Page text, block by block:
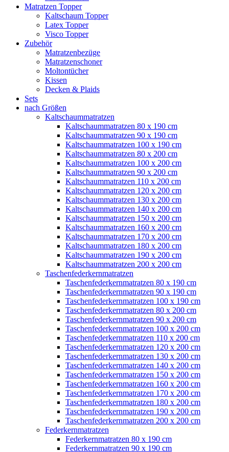
Matratzen Topper
Kaltschaum Topper
Latex Topper
Visco Topper
Zubehör
Matratzenbezüge
Matratzenschoner
Moltontücher
Kissen
Decken & Plaids
Sets
nach Größen
Kaltschaummatratzen
Kaltschaummatratzen 80 x 190 cm
Kaltschaummatratzen 90 x 190 cm
Kaltschaummatratzen 100 x 190 cm
Kaltschaummatratzen 80 x 200 cm
Kaltschaummatratzen 100 x 200 cm
Kaltschaummatratzen 90 x 200 cm
Kaltschaummatratzen 110 x 200 cm
Kaltschaummatratzen 120 x 200 cm
Kaltschaummatratzen 130 x 200 cm
Kaltschaummatratzen 140 x 200 cm
Kaltschaummatratzen 150 x 200 cm
Kaltschaummatratzen 160 x 200 cm
Kaltschaummatratzen 170 x 200 cm
Kaltschaummatratzen 180 x 200 cm
Kaltschaummatratzen 190 x 200 cm
Kaltschaummatratzen 200 x 200 cm
Taschenfederkernmatratzen
Taschenfederkernmatratzen 80 x 190 cm
Taschenfederkernmatratzen 90 x 190 cm
Taschenfederkernmatratzen 100 x 190 cm
Taschenfederkernmatratzen 80 x 200 cm
Taschenfederkernmatratzen 90 x 200 cm
Taschenfederkernmatratzen 100 x 200 cm
Taschenfederkernmatratzen 110 x 200 cm
Taschenfederkernmatratzen 120 x 200 cm
Taschenfederkernmatratzen 130 x 200 cm
Taschenfederkernmatratzen 140 x 200 cm
Taschenfederkernmatratzen 150 x 200 cm
Taschenfederkernmatratzen 160 x 200 cm
Taschenfederkernmatratzen 170 x 200 cm
Taschenfederkernmatratzen 180 x 200 cm
Taschenfederkernmatratzen 190 x 200 cm
Taschenfederkernmatratzen 200 x 200 cm
Federkernmatratzen
Federkernmatratzen 80 x 190 cm
Federkernmatratzen 90 x 190 cm